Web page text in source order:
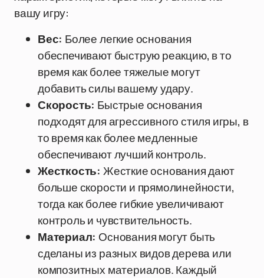
вашу игру:
Вес: Более легкие основания
обеспечивают быструю реакцию, в то
время как более тяжелые могут
добавить силы вашему удару.
Скорость: Быстрые основания
подходят для агрессивного стиля игры, в
то время как более медленные
обеспечивают лучший контроль.
Жесткость: Жесткие основания дают
больше скорости и прямолинейности,
тогда как более гибкие увеличивают
контроль и чувствительность.
Материал: Основания могут быть
сделаны из разных видов дерева или
композитных материалов. Каждый